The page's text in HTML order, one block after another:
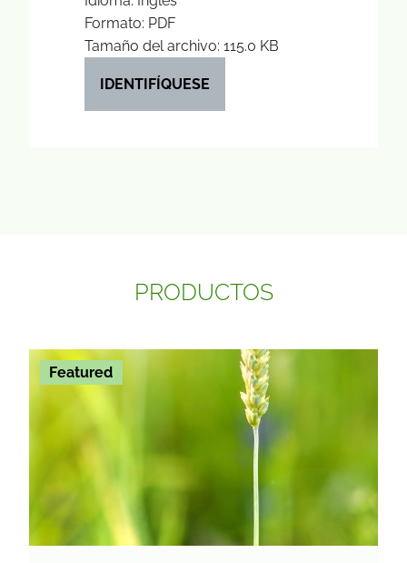
Formato: PDF
Tamaño del archivo: 115.0 KB
IDENTIFÍQUESE
PRODUCTOS
Featured